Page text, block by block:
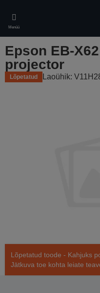
main
content
Menüü
Epson EB-
projector
Lõpetatud Laoühik:
Lõpetatud toode - Kahjuks
Jätkuva toe kohta leiate